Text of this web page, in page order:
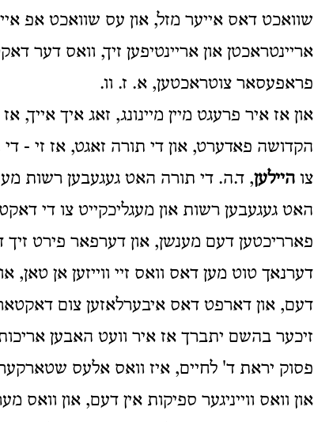
שוואכט דאס אייער מזל, און עס שוואכט אפ
אריינטראכטן און אריינטיפען זיך, וואס דער
פראפעסאר צוטראכטען, א. ז. וו.
און אז איר פרעגט מיין מיינונג, זאג איך אייך,
הקדושה פאדערט, און די תורה זאגט, אז זי -
צו היילען, ד.ה. די תורה האט געגעבען רשות
האט געגעבען רשות און מעגליכקייט צו די
פארריכטען דעם מענשן, און דערפאר פירט זיך
דערנאך טוט מען דאס וואס זיי ווייזען אן טאן,
דעם, און דארפט דאס איבערלאזען צום דאקטאר,
זיכער בהשם יתברך אז איר וועט האבען אריכות
פסוק יראת ד' לחיים, איז וואס אלעס שטארקער
און וואס ווייניגער ספיקות אין דעם, און וואס